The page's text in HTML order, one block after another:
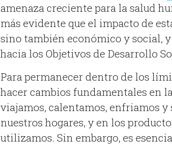
amenaza creciente para la salud
más evidente que el impacto de
sino también económico y social,
hacia los Objetivos de Desarrollo
Para permanecer dentro de los
hacer cambios fundamentales en
viajamos, calentamos, enfriamos
nuestros hogares, y en los
utilizamos. Sin embargo, es